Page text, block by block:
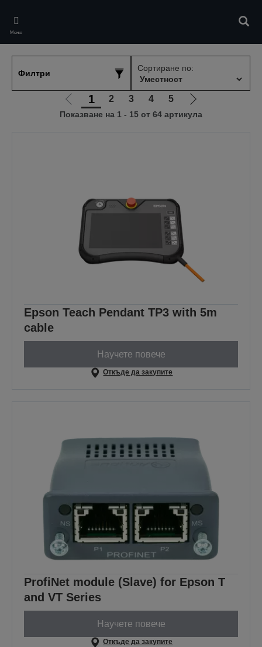
main
content
Меню
Филтри
Сортиране по:
Отиди
на
1 2 3 4 5
Отиди
на
Показване на 1 - 15 от 64 артикула
Epson Teach Pendant TP3 with 5m
cable
Научете повече
Откъде да закупите
ProfiNet module (Slave) for Epson T
and VT Series
Научете повече
Откъде да закупите